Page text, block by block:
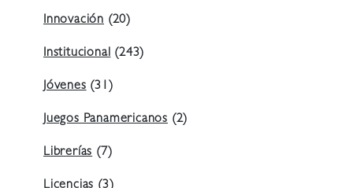
Innovación (20)
Institucional(243)
Jóvenes(31)
Juegos Panamericanos (2)
Librerías(7)